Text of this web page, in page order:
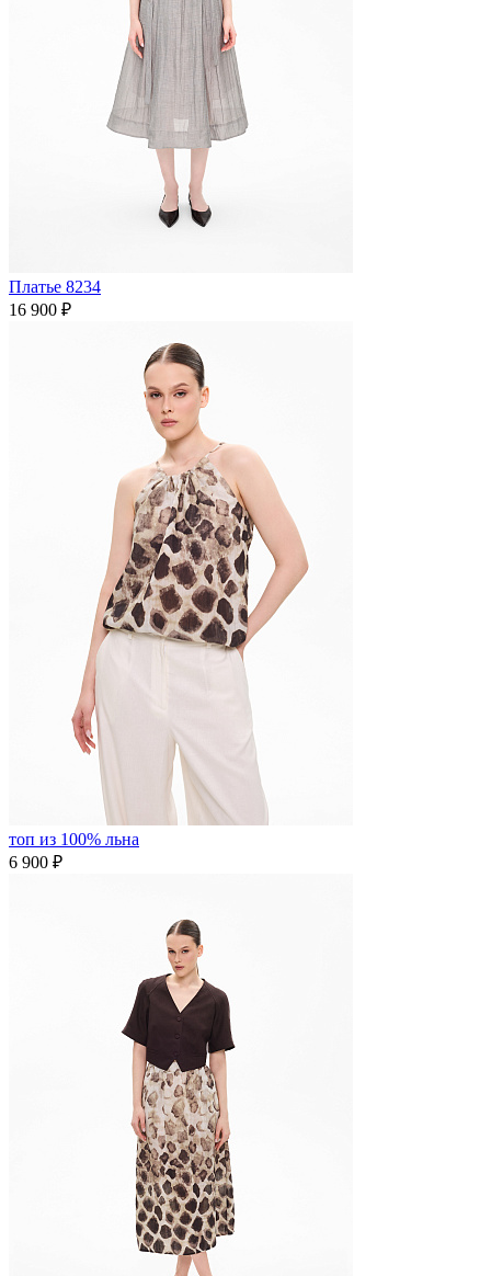
Платье 8234
16 900 ₽
топ из 100% льна
6 900 ₽